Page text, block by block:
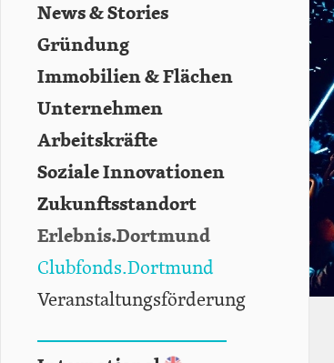
Hauptnavigation
News & Stories
Gründung
Immobilien & Flächen
Unternehmen
Arbeitskräfte
Soziale Innovationen
Zukunftsstandort
Erlebnis.Dortmund
Clubfonds.Dortmund
Veranstaltungsförderung